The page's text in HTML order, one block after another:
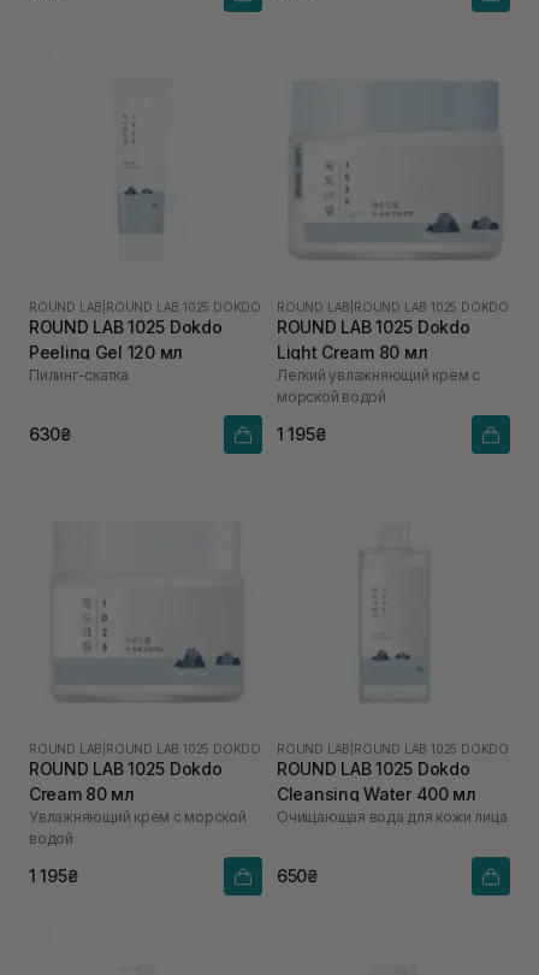
ROUND LAB ROUND LAB 1025 DOKDO
ROUND LAB 1025 Dokdo
Peeling Gel 120 мл
Пилинг-скатка
630₴
ROUND LAB ROUND LAB 1025 DOKDO
ROUND LAB 1025 Dokdo
Light Cream 80 мл
Легкий увлажняющий крем с
морской водой
1 195₴
ROUND LAB ROUND LAB 1025 DOKDO
ROUND LAB 1025 Dokdo
Cream 80 мл
Увлажняющий крем с морской
водой
1 195₴
ROUND LAB ROUND LAB 1025 DOKDO
ROUND LAB 1025 Dokdo
Cleansing Water 400 мл
Очищающая вода для кожи лица
650₴